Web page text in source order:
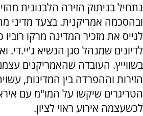
נתחיל בניתוק הזירה הלבנונית
ובהסכמה אמריקנית. בצעד מדיני
לגייס את מזכיר המדינה מרקו
לדיונים שמנהל סגן הנשיא ג'יי.די.
בשווייץ. העובדה שהאמריקנים
הזירות וההפרדה בין המדינות,
הטריגרים שיקשו על המו"מ עם
לכשעצמה אירוע ראוי לציון.